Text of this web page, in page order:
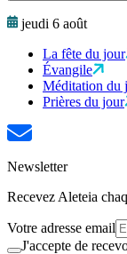
jeudi 6 août
La fête du jour
Évangile
Méditation du
Prières du jour
Newsletter
Recevez Aleteia
Votre adresse email
J'accepte de